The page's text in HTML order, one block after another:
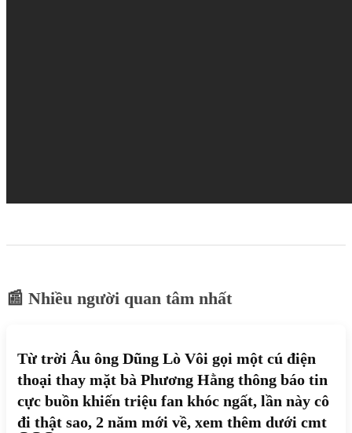
📰 Nhiều người quan tâm nhất
Từ trời Âu ông Dũng Lò Vôi gọi một cú điện
thoại thay mặt bà Phương Hằng thông báo tin
cực buồn khiến triệu fan khóc ngất, lần này cô
đi thật sao, 2 năm mới về, xem thêm dưới cmt